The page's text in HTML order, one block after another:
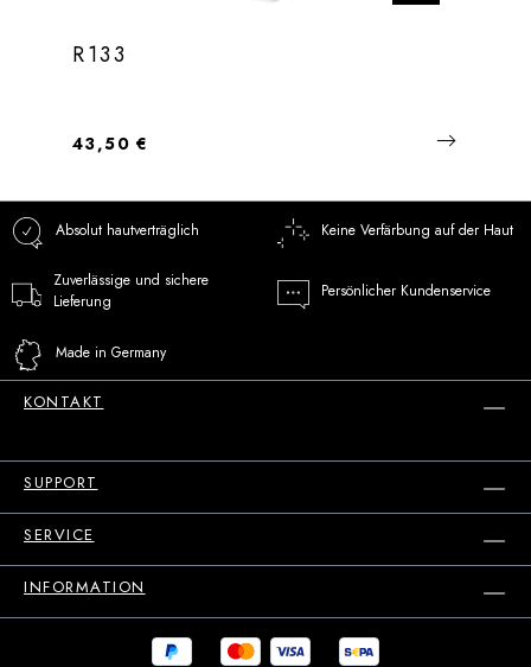
R133
Regulärer Preis:
43,50 €
Absolut hautverträglich Keine Verfärbung auf der Haut
Zuverlässige und sichere
Lieferung
Persönlicher Kundenservice
Made in Germany
KONTAKT
SUPPORT
SERVICE
INFORMATION